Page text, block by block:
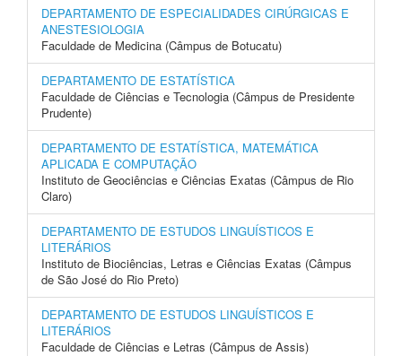
DEPARTAMENTO DE ESPECIALIDADES CIRÚRGICAS E
ANESTESIOLOGIA
Faculdade de Medicina (Câmpus de Botucatu)
DEPARTAMENTO DE ESTATÍSTICA
Faculdade de Ciências e Tecnologia (Câmpus de Presidente
Prudente)
DEPARTAMENTO DE ESTATÍSTICA, MATEMÁTICA
APLICADA E COMPUTAÇÃO
Instituto de Geociências e Ciências Exatas (Câmpus de Rio
Claro)
DEPARTAMENTO DE ESTUDOS LINGUÍSTICOS E
LITERÁRIOS
Instituto de Biociências, Letras e Ciências Exatas (Câmpus
de São José do Rio Preto)
DEPARTAMENTO DE ESTUDOS LINGUÍSTICOS E
LITERÁRIOS
Faculdade de Ciências e Letras (Câmpus de Assis)